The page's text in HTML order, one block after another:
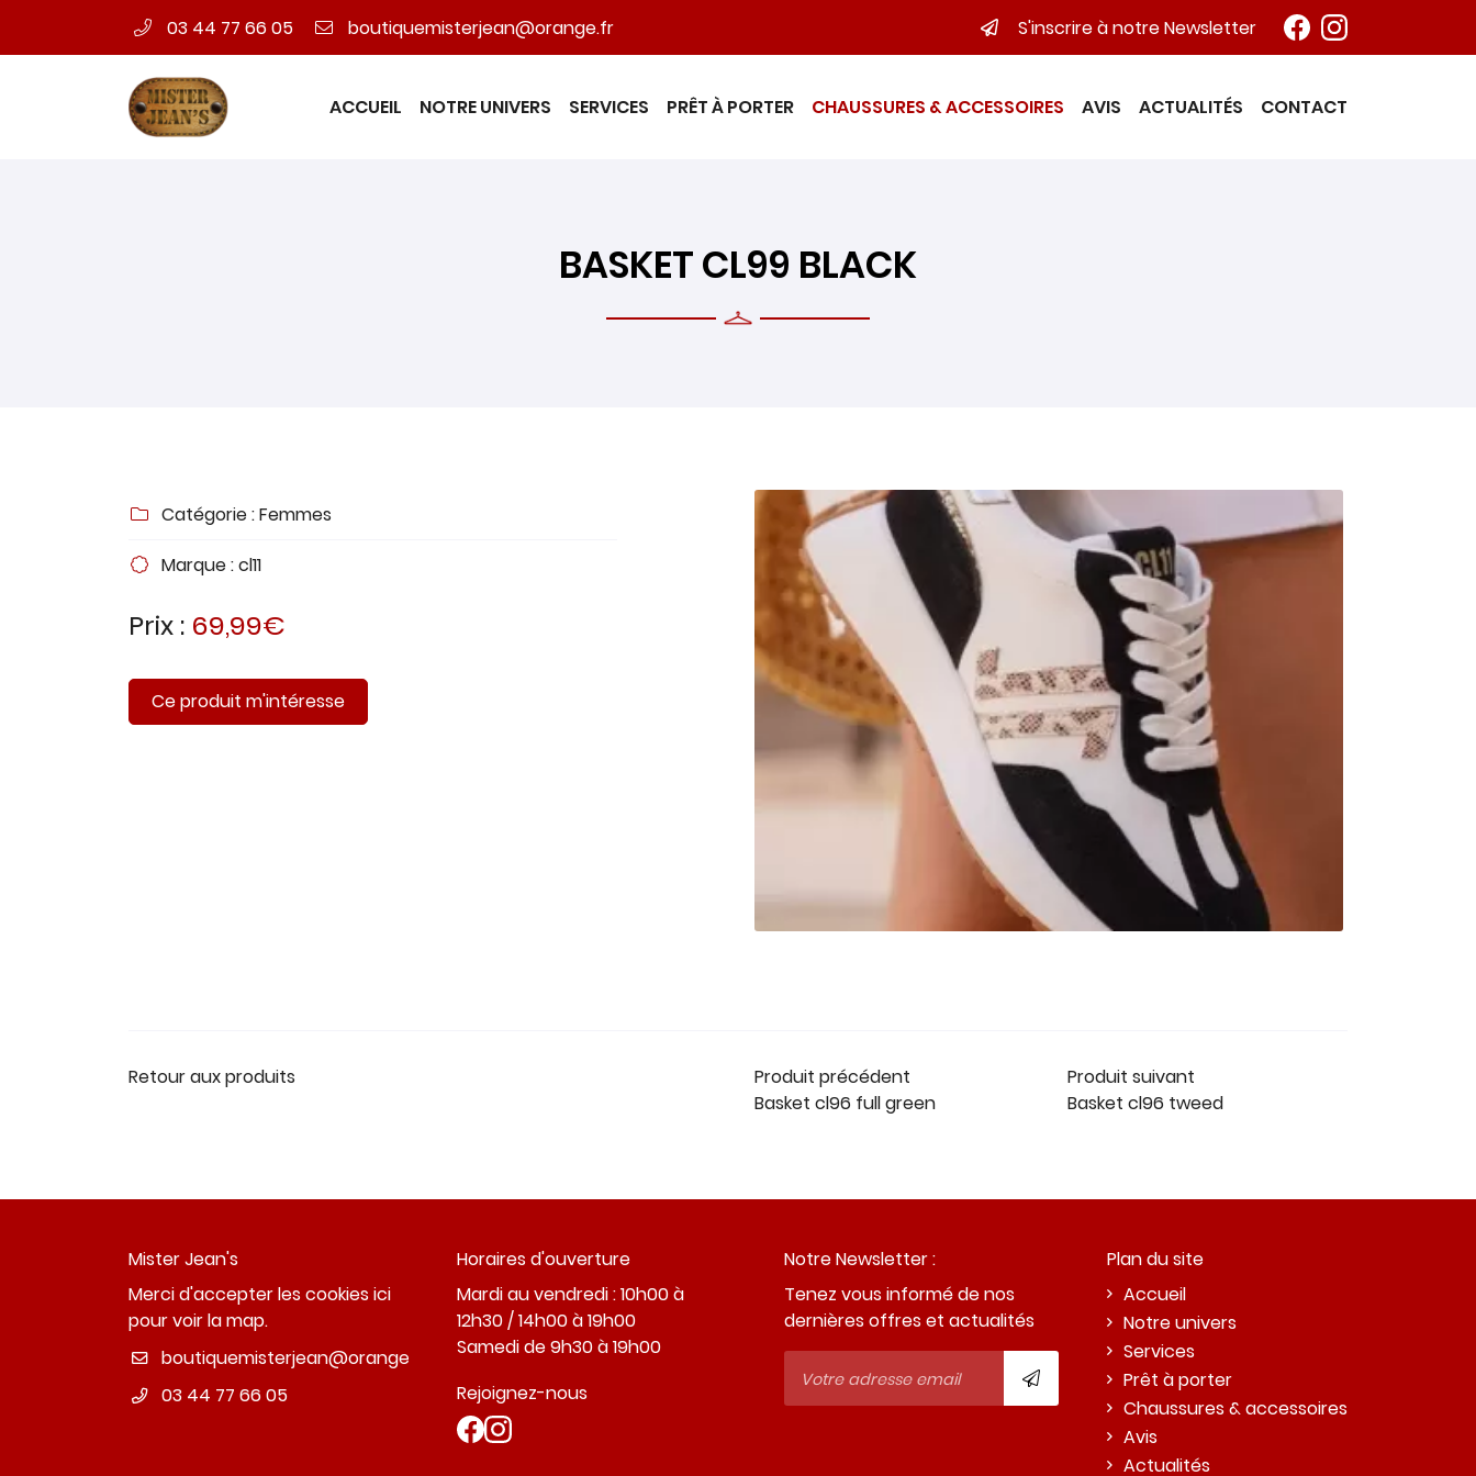
03 44 77 66 05 S'inscrire à notre Newsletter
ACCUEIL NOTRE UNIVERS SERVICES PRÊT À PORTER CHAUSSURES & ACCESSOIRES AVIS ACTUALITÉS CONTACT
16 RUE ANTOINE LAVOISIER
60600 Fitz-James
03 44 77 66 05
Recopier le code ci-contre
commerciales à l'adresse email indiqué ci-dessus. Vous pouvez vous
désinscrire à tout moment en utilisant
Inscription
BASKET CL99 BLACK
 Catégorie :Femmes
 Marque :cl11
Prix : 69,99€
Ce produit m'intéresse
Retour aux produits
Produit précédent
Basket cl96 full green
Produit suivant
Basket cl96 tweed
Mister Jean's
Merci d'accepter les cookiesici
pour voir la map.
03 44 77 66 05
Horaires d'ouverture
Mardi au vendredi : 10h00 à
12h30 / 14h00 à 19h00
Samedi de 9h30 à 19h00
Rejoignez-nous
Notre Newsletter :
Tenez vous informé de nos
dernières offres et actualités
Plan du site
Accueil
Notre univers
Services
Prêt à porter
Chaussures & accessoires
Avis
Actualités